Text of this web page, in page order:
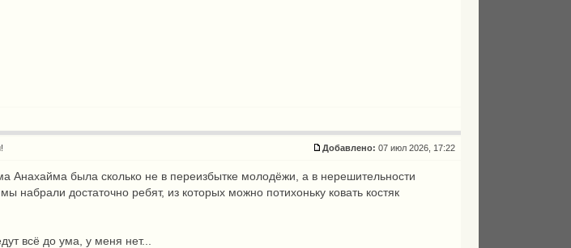
Добавлено: 07 июл 2026, 17:22
Анахайма была сколько не в переизбытке молодёжи, а в нерешительности
набрали достаточно ребят, из которых можно потихоньку ковать костяк
всё до ума, у меня нет...